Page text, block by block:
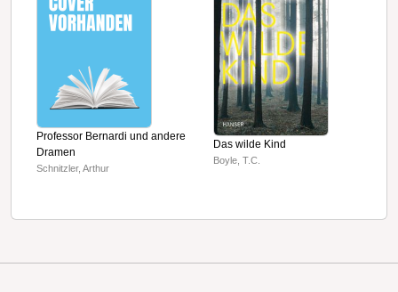
Professor Bernardi und andere
Dramen
Schnitzler, Arthur
Das wilde Kind
Boyle, T.C.